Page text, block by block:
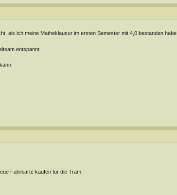
als ich meine Matheklausur im ersten Semester mit 4,0 bestanden habe.
entspannt
Fahrkarte kaufen für die Tram.